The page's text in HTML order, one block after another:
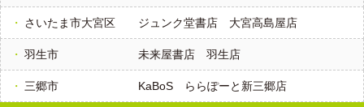
さいたま市大宮区 ジュンク堂書店 大宮高島屋店
羽生市 未来屋書店 羽生店
三郷市 KaBoS ららぽーと新三郷店